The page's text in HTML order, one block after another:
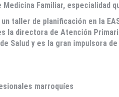
Familiar, especialidad
taller de planificación en la
la directora de Atención
Salud y es la gran impulsora
marroquíes